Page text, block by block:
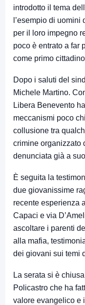
introdotto il tema
l’esempio di
per il loro impegno
poco è entrato a far
come primo
Dopo i saluti del
Michele Martino.
Libera Benevento
meccanismi poco
collusione tra
crimine organizzato
denunciata già a
È seguita la
due giovanissime
recente esperienza
Capaci e via
ascoltare i parenti
alla mafia,
dei giovani sui temi
La serata si è
Policastro che ha
valore evangelico e